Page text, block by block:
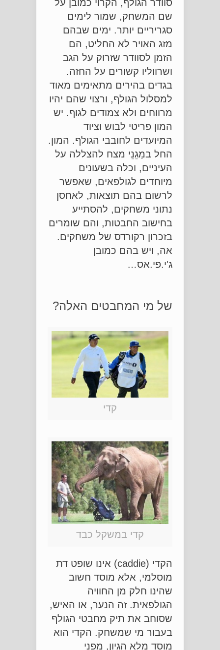
סוודר הגולף, הקרוי כמובן על
שם המשחק, שמור לימים
סגריריים יותר. ימים שבהם
מזג האויר לא החליט, הם
הזמן לסוודר שזרוק על הגב
ושרווליו קשורים על החזה.
בגדים בהירים מתאימים מאוד
למסלול הגולף, ורצוי שהם יהיו
מרווחים ולא צמודים לגוף. יש
המון פריטי לבוש וציוד
המיועדים לחובבי הגולף. המון.
החל במַגֵנֵי מצח להצללה על
העיניים, וכלה בשעונים
מיוחדים לגולפאים, שאפשר
לרשום בהם תוצאות, לאחסן
נתוני משחקים, להסתייע
בחישוב החבטות, והם שומרים
בזכרון רקורדס של משחקים.
אה, ויש בהם כמובן
ג'י.פי.אס…
של מי המחבטים האלה?
קדי
קדי במשקל כבד
הקדי (caddie) אינו שופט דת
מוסלמי, אלא מוסד חשוב
שהינו חלק מן החוויה
הגולפאית. זה הנער, או האיש,
שסוחב את תיק מחבטי הגולף
בעבור מי שמשחק. הקדי הוא
מוסד מלא הגיון, מפני